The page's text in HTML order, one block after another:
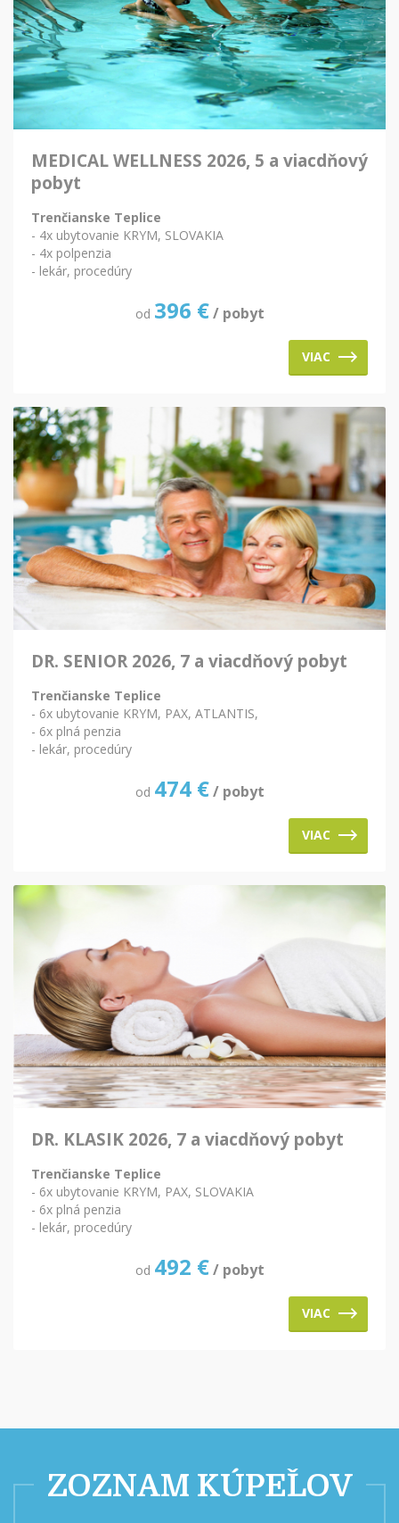
MEDICAL WELLNESS 2026, 5 a viacdňový
pobyt
Trenčianske Teplice
- 4x ubytovanie KRYM, SLOVAKIA
- 4x polpenzia
- lekár, procedúry
od 396 € / pobyt
VIAC
DR. SENIOR 2026, 7 a viacdňový pobyt
Trenčianske Teplice
- 6x ubytovanie KRYM, PAX, ATLANTIS,
- 6x plná penzia
- lekár, procedúry
od 474 € / pobyt
VIAC
DR. KLASIK 2026, 7 a viacdňový pobyt
Trenčianske Teplice
- 6x ubytovanie KRYM, PAX, SLOVAKIA
- 6x plná penzia
- lekár, procedúry
od 492 € / pobyt
VIAC
ZOZNAM KÚPEĽOV